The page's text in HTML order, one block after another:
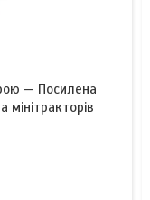
— Посилена